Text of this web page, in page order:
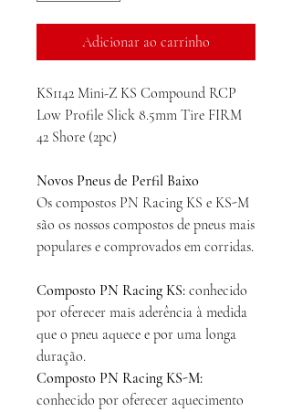
Adicionar ao carrinho
KS1142 Mini-Z KS Compound RCP
Low Profile Slick 8.5mm Tire FIRM
42 Shore (2pc)
Novos Pneus de Perfil Baixo
Os compostos PN Racing KS e KS-M
são os nossos compostos de pneus mais
populares e comprovados em corridas.
Composto PN Racing KS: conhecido
por oferecer mais aderência à medida
que o pneu aquece e por uma longa
duração.
Composto PN Racing KS-M:
conhecido por oferecer aquecimento